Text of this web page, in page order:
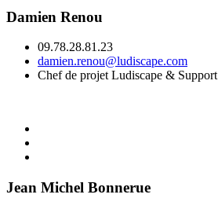
Damien Renou
09.78.28.81.23
damien.renou@ludiscape.com
Chef de projet Ludiscape & Support
Jean Michel Bonnerue